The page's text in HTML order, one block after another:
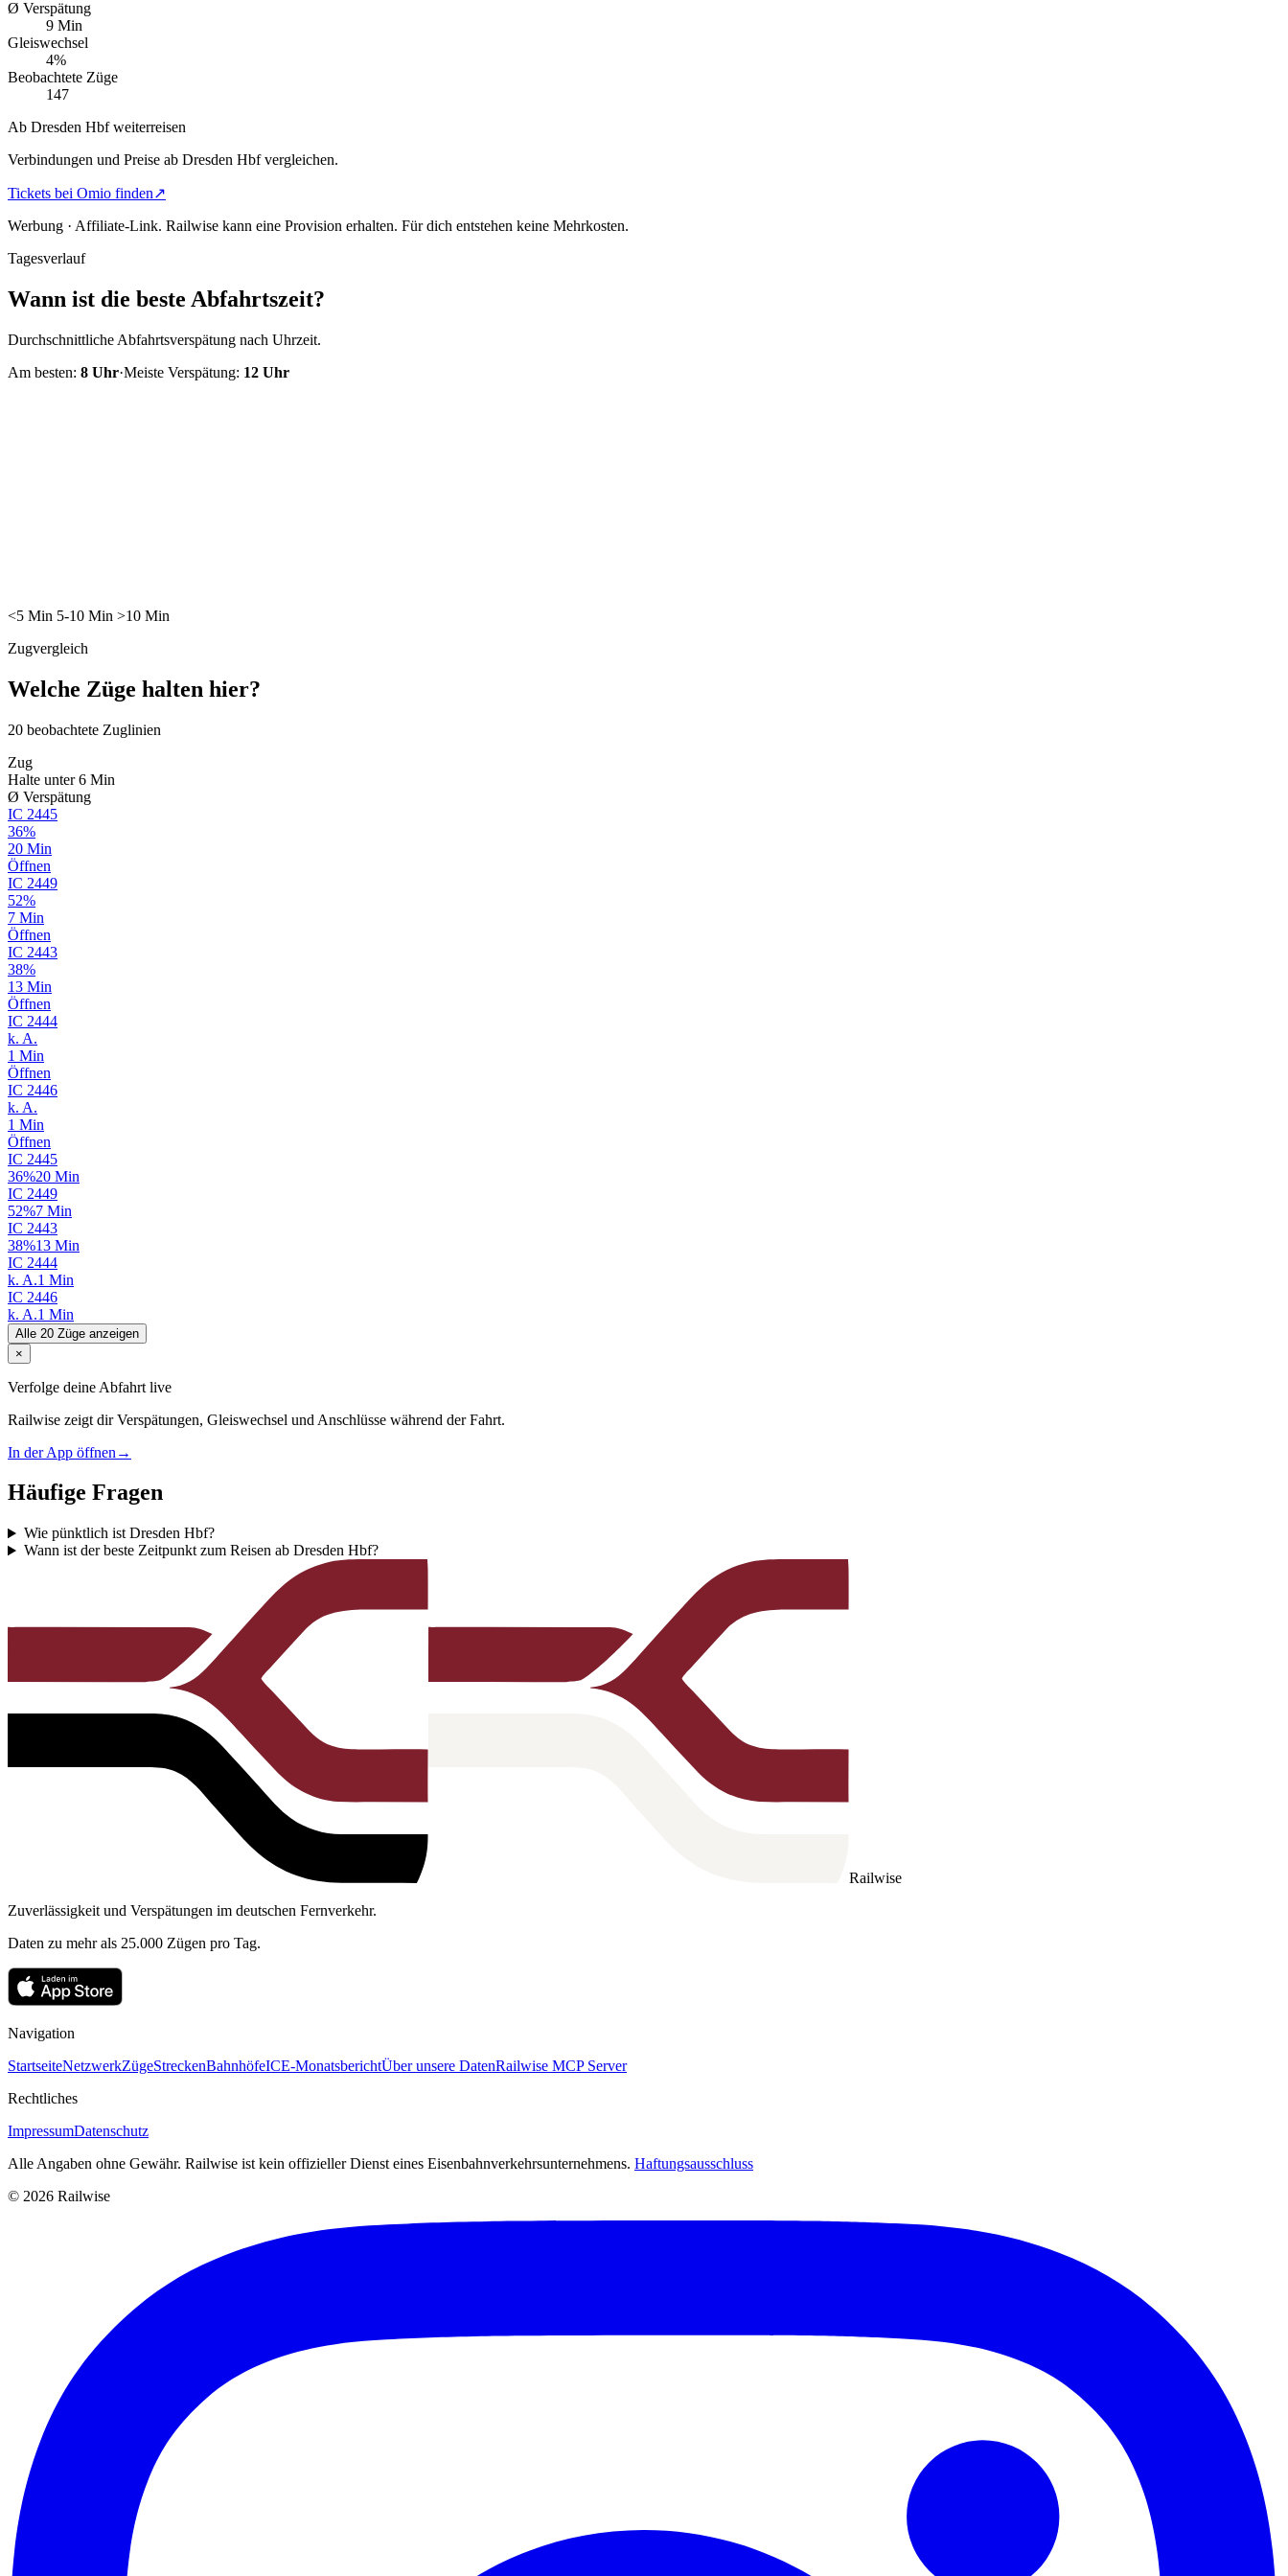
Ø Verspätung
9 Min
Gleiswechsel
4%
Beobachtete Züge
147
Ab Dresden Hbf weiterreisen
Verbindungen und Preise ab Dresden Hbf vergleichen.
Tickets bei Omio finden↗
Werbung · Affiliate-Link. Railwise kann eine Provision erhalten. Für dich entstehen keine Mehrkosten.
Tagesverlauf
Wann ist die beste Abfahrtszeit?
Durchschnittliche Abfahrtsverspätung nach Uhrzeit.
Am besten: 8 Uhr·Meiste Verspätung: 12 Uhr
<5 Min 5-10 Min >10 Min
Zugvergleich
Welche Züge halten hier?
20 beobachtete Zuglinien
Zug
Halte unter 6 Min
Ø Verspätung
IC 2445
36%
20 Min
Öffnen
IC 2449
52%
7 Min
Öffnen
IC 2443
38%
13 Min
Öffnen
IC 2444
k. A.
1 Min
Öffnen
IC 2446
k. A.
1 Min
Öffnen
IC 2445
36%20 Min
IC 2449
52%7 Min
IC 2443
38%13 Min
IC 2444
k. A.1 Min
IC 2446
k. A.1 Min
Alle 20 Züge anzeigen
×
Verfolge deine Abfahrt live
Railwise zeigt dir Verspätungen, Gleiswechsel und Anschlüsse während der Fahrt.
In der App öffnen →
Häufige Fragen
Wie pünktlich ist Dresden Hbf?
Wann ist der beste Zeitpunkt zum Reisen ab Dresden Hbf?
Railwise
Zuverlässigkeit und Verspätungen im deutschen Fernverkehr.
Daten zu mehr als 25.000 Zügen pro Tag.
Navigation
StartseiteNetzwerkZügeStreckenBahnhöfeICE-MonatsberichtÜber unsere DatenRailwise MCP Server
Rechtliches
ImpressumDatenschutz
Alle Angaben ohne Gewähr. Railwise ist kein offizieller Dienst eines Eisenbahnverkehrsunternehmens. Haftungsausschluss
© 2026 Railwise